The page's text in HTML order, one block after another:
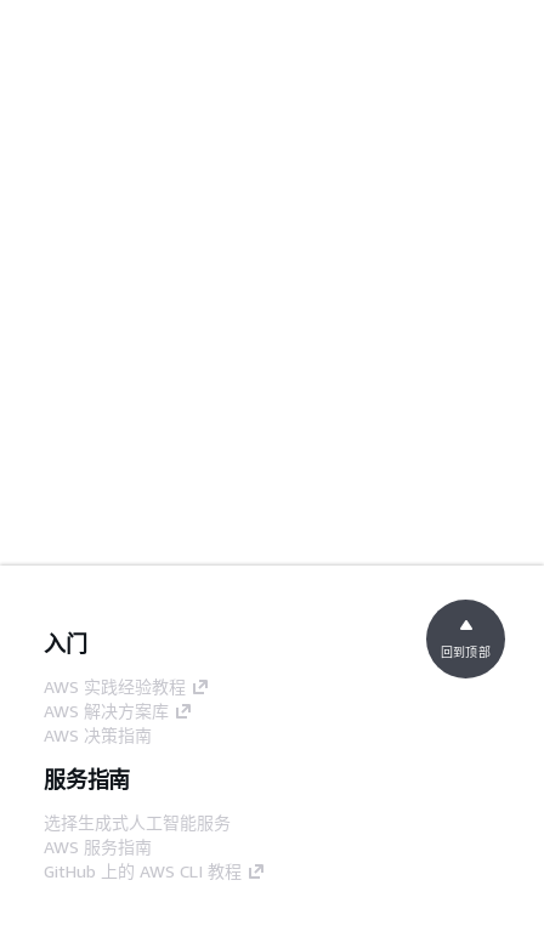
入门
AWS 实践经验教程
AWS 解决方案库
AWS 决策指南
服务指南
选择生成式人工智能服务
AWS 服务指南
GitHub 上的 AWS CLI 教程
回到顶部